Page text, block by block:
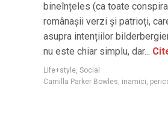
bineînțeles (ca toate
românașii verzi și patrioți,
asupra intențiilor
nu este chiar simplu, dar...
Life+style, Social
Camilla Parker Bowles, inamici,